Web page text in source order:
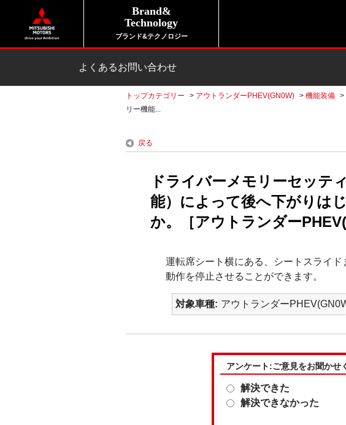
Brand&
Technology
ブランド&テクノロジー
よくあるお問い合わせ
トップカテゴリー > アウトランダーPHEV(GN0W) > 機能装備 >
リー機能...
戻る
ドライバーメモリーセッテ
能）によって後へ下がりは
か。［アウトランダー
運転席シート横にある、シートスライ
動作を停止させることができます。
対象車種 アウトランダー
アンケート:ご意見をお聞かせ
解決できた
解決できなかった